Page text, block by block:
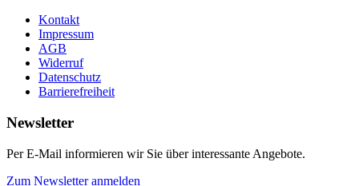
Kontakt
Impressum
AGB
Widerruf
Datenschutz
Barrierefreiheit
Newsletter
Per E-Mail informieren wir Sie über interessante Angebote.
Zum Newsletter anmelden